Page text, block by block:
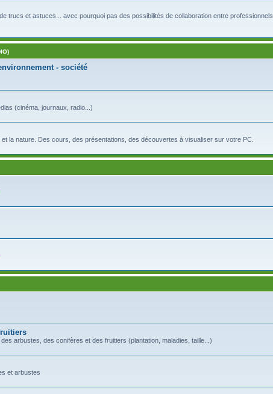
trucs et astuces... avec pourquoi pas des possibilités de collaboration entre professionnels
- société
(cinéma, journaux, radio...)
la nature. Des cours, des présentations, des découvertes à visualiser sur votre PC.
arbustes, des conifères et des fruitiers (plantation, maladies, taille...)
et arbustes